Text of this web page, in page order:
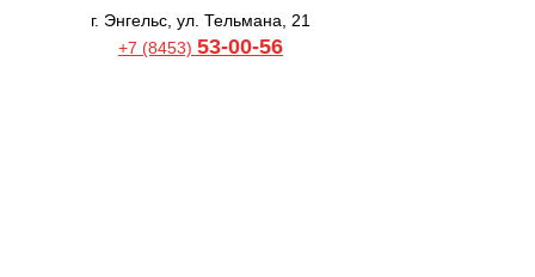
г. Энгельс, ул. Тельмана, 21
+7 (8453) 53-00-56